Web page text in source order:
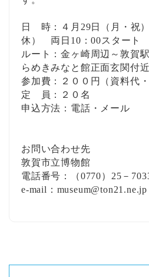
日 時：４月29日（月・祝
休） 両日10：00スタート
ルート：金ヶ崎周辺～敦賀
らめきみなと館正面玄関付近
参加費：２００円（資料代・
定 員：２０名
申込方法：電話・メール
お問い合わせ先
敦賀市立博物館
電話番号：（0770）25－
e-mail：museum@ton21.ne.jp